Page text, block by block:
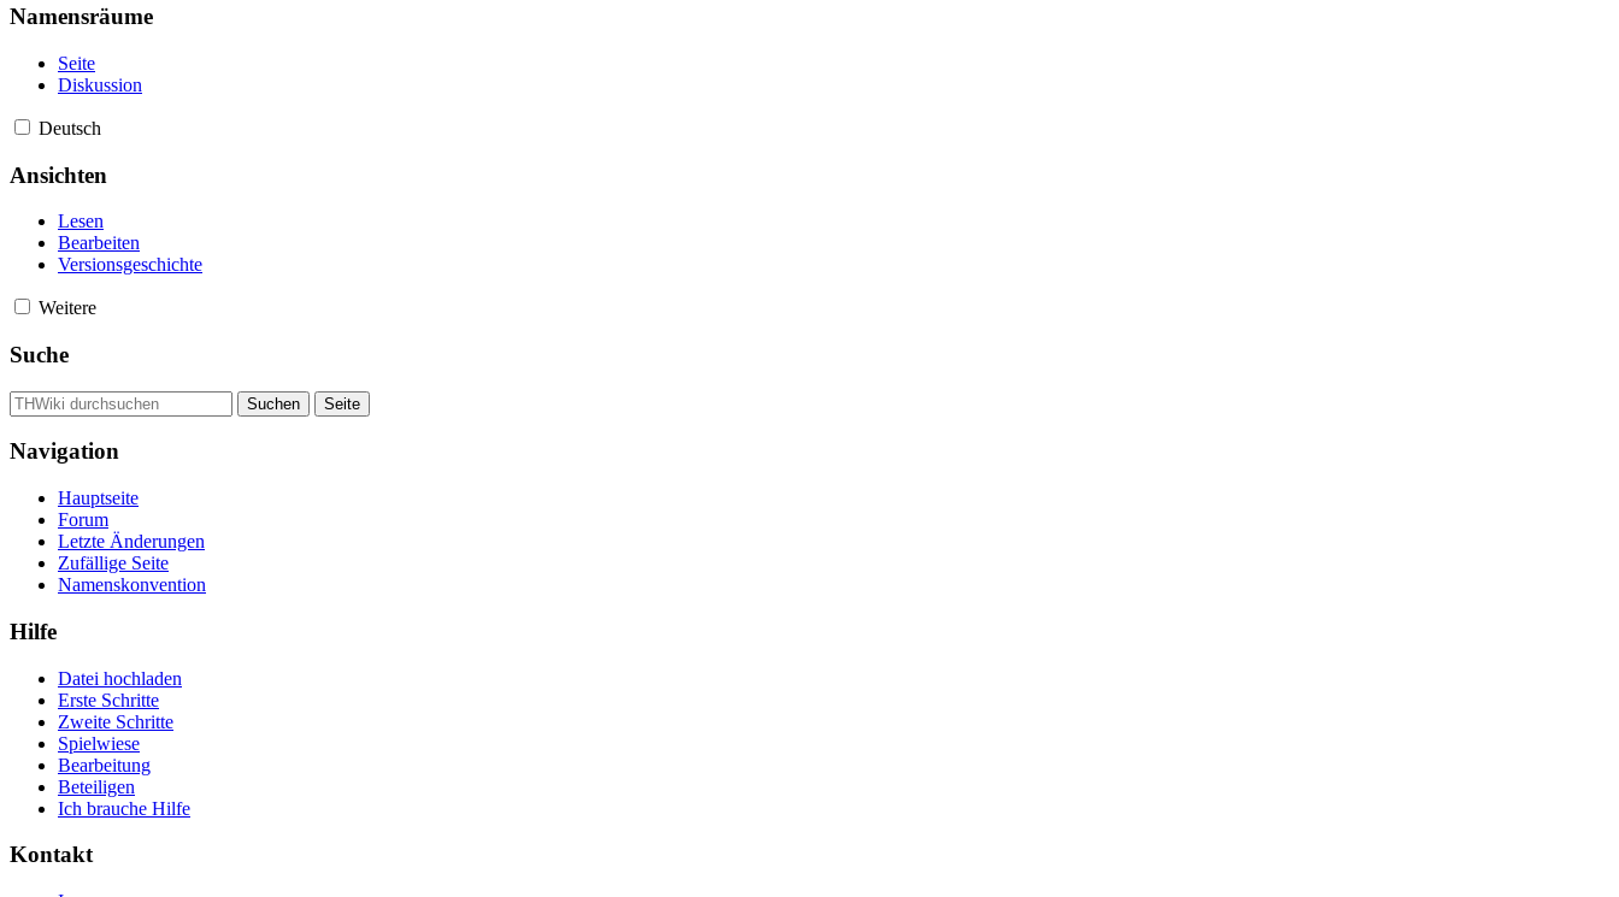
Namensräume
Seite
Diskussion
Deutsch
Ansichten
Lesen
Bearbeiten
Versionsgeschichte
Weitere
Suche
Navigation
Hauptseite
Forum
Letzte Änderungen
Zufällige Seite
Namenskonvention
Hilfe
Datei hochladen
Erste Schritte
Zweite Schritte
Spielwiese
Bearbeitung
Beteiligen
Ich brauche Hilfe
Kontakt